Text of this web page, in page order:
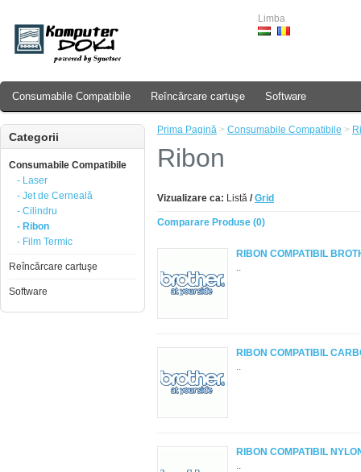
Limba
Consumabile Compatibile Reîncărcare cartuşe Software
Categorii
Consumabile Compatibile
- Laser
- Jet de Cerneală
- Cilindru
- Ribon
- Film Termic
Reîncărcare cartuşe
Software
Prima Pagină > Consumabile Compatibile >
Ribon
Vizualizare ca: Listă / Grid
Comparare Produse (0)
RIBON COMPATIBIL
..
RIBON COMPATIBIL
..
RIBON COMPATIBIL
..